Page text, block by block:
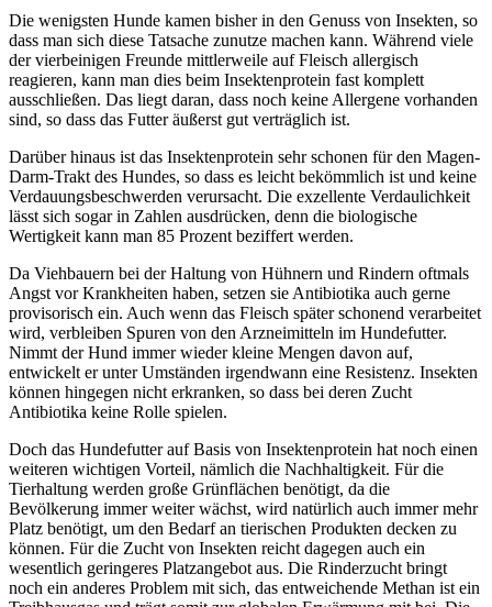
Die wenigsten Hunde kamen bisher in den Genuss von Insekten, so
dass man sich diese Tatsache zunutze machen kann. Während viele
der vierbeinigen Freunde mittlerweile auf Fleisch allergisch
reagieren, kann man dies beim Insektenprotein fast komplett
ausschließen. Das liegt daran, dass noch keine Allergene vorhanden
sind, so dass das Futter äußerst gut verträglich ist.
Darüber hinaus ist das Insektenprotein sehr schonen für den Magen-
Darm-Trakt des Hundes, so dass es leicht bekömmlich ist und keine
Verdauungsbeschwerden verursacht. Die exzellente Verdaulichkeit
lässt sich sogar in Zahlen ausdrücken, denn die biologische
Wertigkeit kann man 85 Prozent beziffert werden.
Da Viehbauern bei der Haltung von Hühnern und Rindern oftmals
Angst vor Krankheiten haben, setzen sie Antibiotika auch gerne
provisorisch ein. Auch wenn das Fleisch später schonend verarbeitet
wird, verbleiben Spuren von den Arzneimitteln im Hundefutter.
Nimmt der Hund immer wieder kleine Mengen davon auf,
entwickelt er unter Umständen irgendwann eine Resistenz. Insekten
können hingegen nicht erkranken, so dass bei deren Zucht
Antibiotika keine Rolle spielen.
Doch das Hundefutter auf Basis von Insektenprotein hat noch einen
weiteren wichtigen Vorteil, nämlich die Nachhaltigkeit. Für die
Tierhaltung werden große Grünflächen benötigt, da die
Bevölkerung immer weiter wächst, wird natürlich auch immer mehr
Platz benötigt, um den Bedarf an tierischen Produkten decken zu
können. Für die Zucht von Insekten reicht dagegen auch ein
wesentlich geringeres Platzangebot aus. Die Rinderzucht bringt
noch ein anderes Problem mit sich, das entweichende Methan ist ein